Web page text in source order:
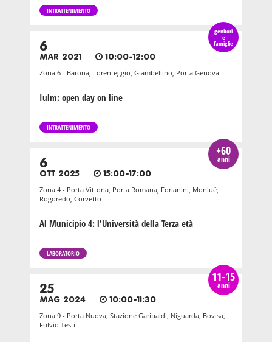
INTRATTENIMENTO
genitori
e
famiglie
6
MAR 2021 10:00-12:00
Zona 6 - Barona, Lorenteggio, Giambellino, Porta Genova
Iulm: open day on line
INTRATTENIMENTO
+60
anni
6
OTT 2025 15:00-17:00
Zona 4 - Porta Vittoria, Porta Romana, Forlanini, Monlué,
Rogoredo, Corvetto
Al Municipio 4: l'Università della Terza età
LABORATORIO
11-15
anni
25
MAG 2024 10:00-11:30
Zona 9 - Porta Nuova, Stazione Garibaldi, Niguarda, Bovisa,
Fulvio Testi